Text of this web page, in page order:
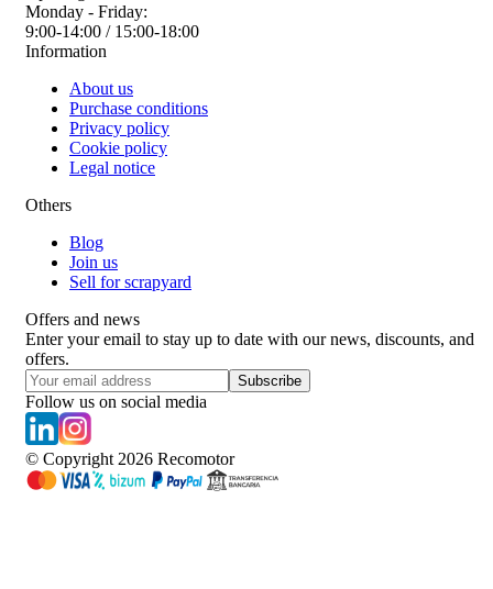
Monday - Friday:
9:00-14:00 / 15:00-18:00
Information
About us
Purchase conditions
Privacy policy
Cookie policy
Legal notice
Others
Blog
Join us
Sell for scrapyard
Offers and news
Enter your email to stay up to date with our news, discounts, and
offers.
Subscribe
Follow us on social media
© Copyright 2026 Recomotor